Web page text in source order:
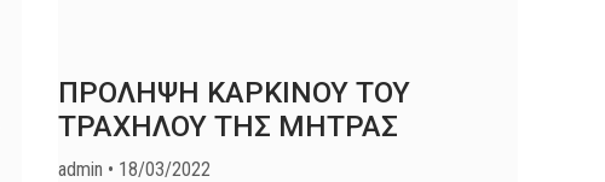
ΠΡΟΛΗΨΗ ΚΑΡΚΙΝΟΥ ΤΟΥ
ΤΡΑΧΗΛΟΥ ΤΗΣ ΜΗΤΡΑΣ
admin
18/03/2022